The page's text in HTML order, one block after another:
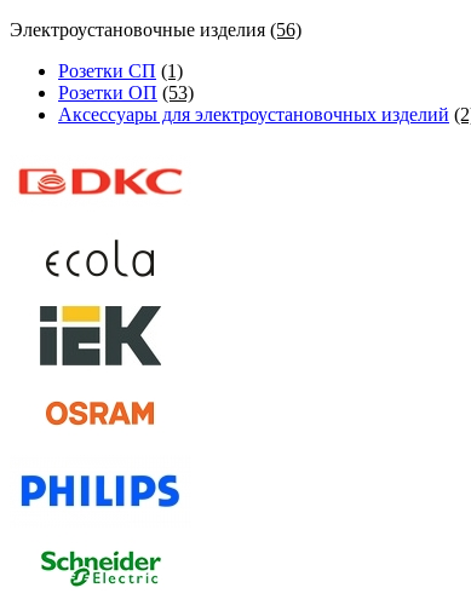
Электроустановочные изделия (56)
Розетки СП (1)
Розетки ОП (53)
Аксессуары для электроустановочных изделий